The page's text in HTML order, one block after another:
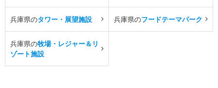
兵庫県のタワー・展望施設 兵庫県のフードテーマパーク
兵庫県の牧場・レジャー＆リ
ゾート施設